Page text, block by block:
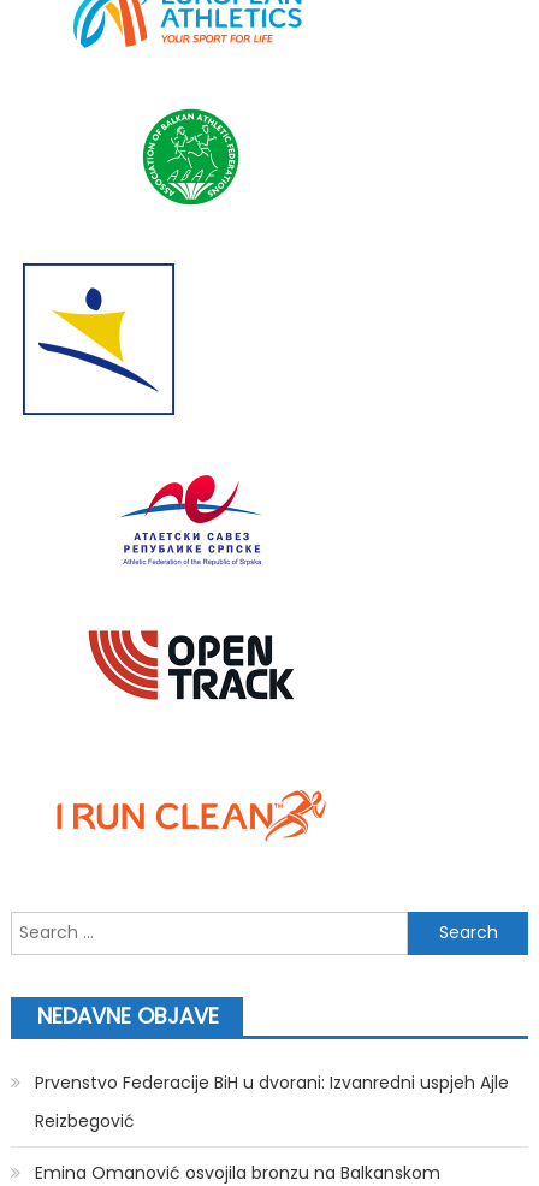
Search
for:
NEDAVNE OBJAVE
Prvenstvo Federacije BiH u dvorani: Izvanredni uspjeh Ajle
Reizbegović
Emina Omanović osvojila bronzu na Balkanskom